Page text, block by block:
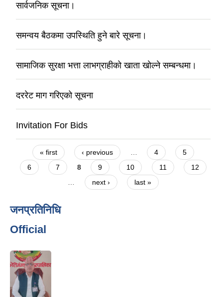
सार्वजनिक सूचना।
समन्वय बैठकमा उपस्थिति हुने बारे सूचना।
सामाजिक सुरक्षा भत्ता लाभग्राहीको खाता खाेल्ने सम्बन्धमा।
दररेट माग गरिएको सूचना
Invitation For Bids
Pages
« first ‹ previous 4
5
6
7 8 9 10 11
12
next › last »
जनप्रतिनिधि
Official